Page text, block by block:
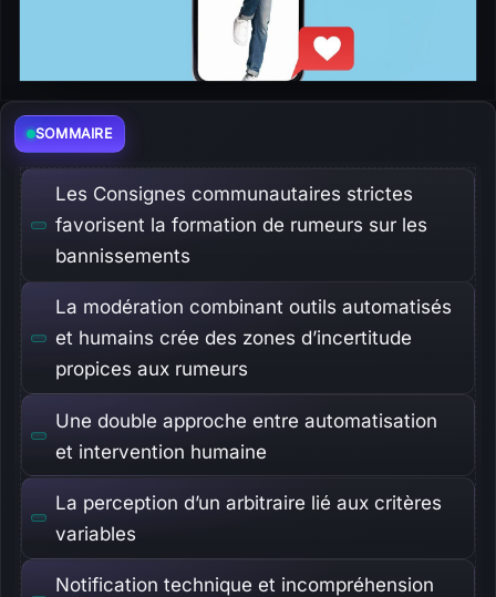
SOMMAIRE
Les Consignes communautaires strictes
favorisent la formation de rumeurs sur les
bannissements
La modération combinant outils automatisés
et humains crée des zones d’incertitude
propices aux rumeurs
Une double approche entre automatisation
et intervention humaine
La perception d’un arbitraire lié aux critères
variables
Notification technique et incompréhension